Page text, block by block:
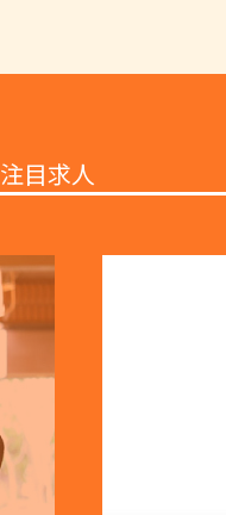
注目求人